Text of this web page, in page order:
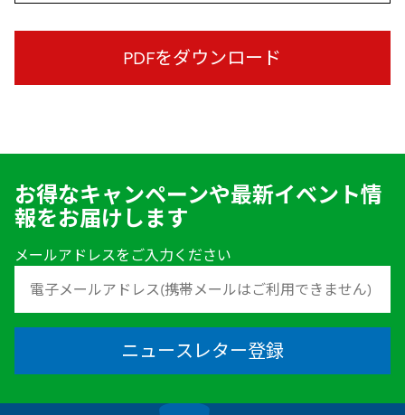
PDFをダウンロード
お得なキャンペーンや最新イベント情
報をお届けします
メールアドレスをご入力ください
ニュースレター登録